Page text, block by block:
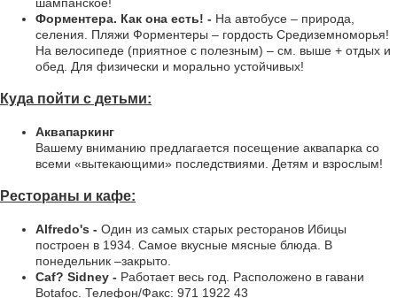
Форментера. Как она есть! - На автобусе – природа,
селения. Пляжи Форментеры – гордость Средиземноморья!
На велосипеде (приятное с полезным) – см. выше + отдых и
обед. Для физически и морально устойчивых!
Куда пойти с детьми:
Аквапаркинг
Вашему вниманию предлагается посещение аквапарка со
всеми «вытекающими» последствиями. Детям и взрослым!
Рестораны и кафе:
Alfredo's - Один из самых старых ресторанов Ибицы
построен в 1934. Самое вкусные мясные блюда. В
понедельник –закрыто.
Caf? Sidney - Работает весь год. Расположено в гавани
Botafoc. Телефон/Факс: 971 1922 43